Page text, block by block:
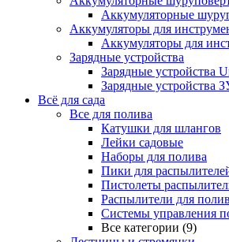
Аккумуляторные
Аккумуляторы для
Аккумуляторы для
Зарядные устройства
Зарядные устройства
Зарядные устройства
Всё для сада
Все для полива
Катушки для шлангов
Лейки садовые
Наборы для полива
Пики для
Пистолеты
Распылители для
Системы управления
Все категории (9)